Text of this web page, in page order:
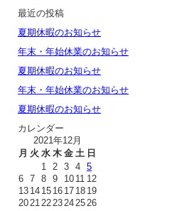
最近の投稿
夏期休暇のお知らせ
年末・年始休業のお知らせ
夏期休暇のお知らせ
年末・年始休業のお知らせ
夏期休暇のお知らせ
カレンダー
2021年12月
月 火 水 木 金 土 日
1
2 3 4 5
6 7 8 9 10 11 12
13 14 15 16 17 18 19
20 21 22 23 24 25 26